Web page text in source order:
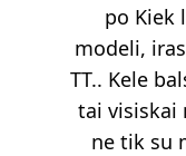
po Kiek
modeli,
TT.. Kele
tai visiskai
ne tik su